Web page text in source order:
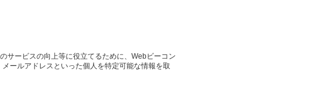
サービスの向上等に役立てるために、Webビーコン
ールアドレスといった個人を特定可能な情報を取